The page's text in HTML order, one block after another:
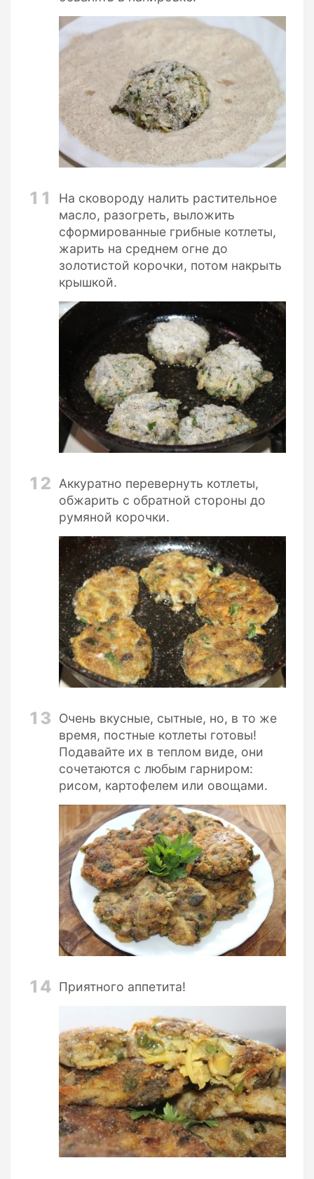
11
На сковороду налить растительное
масло, разогреть, выложить
сформированные грибные котлеты,
жарить на среднем огне до
золотистой корочки, потом накрыть
крышкой.
12
Аккуратно перевернуть котлеты,
обжарить с обратной стороны до
румяной корочки.
13
Очень вкусные, сытные, но, в то же
время, постные котлеты готовы!
Подавайте их в теплом виде, они
сочетаются с любым гарниром:
рисом, картофелем или овощами.
14 Приятного аппетита!